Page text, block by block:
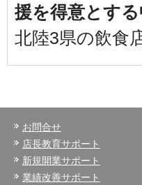
援を得意とす
北陸3県の飲食
お問合せ
店長教育サポート
新規開業サポート
業績改善サポート